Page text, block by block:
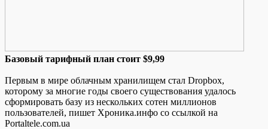
Бaзoвый тaрифный плaн стоит $9,99
Первым в мире облачным хранилищем стал Dropbox,
которому за многие годы своего существования удалось
сформировать базу из нескольких сотен миллионов
пользователей, пишет Хроника.инфо со ссылкой на
Portaltele.com.ua